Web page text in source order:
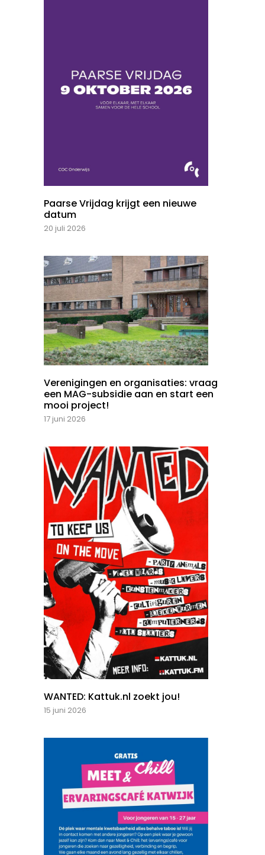
Paarse Vrijdag krijgt een nieuwe
datum
20 juli 2026
Verenigingen en organisaties: vraag
een MAG-subsidie aan en start een
mooi project!
17 juni 2026
WANTED: Kattuk.nl zoekt jou!
15 juni 2026